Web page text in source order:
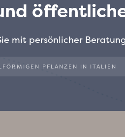
mit persönlicher
PFLANZEN IN ITALIEN